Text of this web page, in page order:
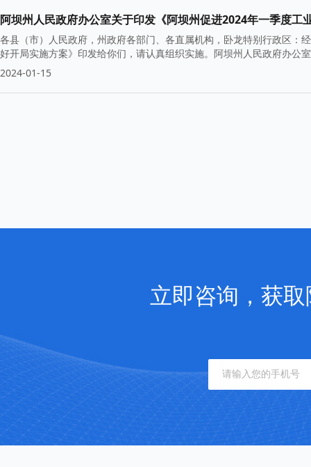
阿坝州人民政府办公室关于印发《阿坝州促进2024年一季度工
各县（市）人民政府，州政府各部门、各直属机构，卧龙特别行政区：
好开局实施方案》印发给你们，请认真组织实施。阿坝州人民政府办公
2024-01-15
立即咨询，获